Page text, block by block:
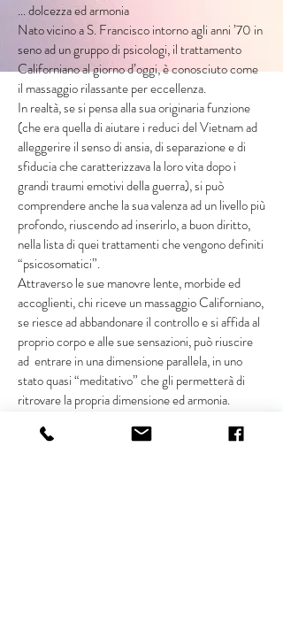
... dolcezza ed armonia
Nato vicino a S. Francisco intorno agli anni ’70 in
seno ad un gruppo di psicologi, il trattamento
Californiano al giorno d’oggi, è conosciuto come
il massaggio rilassante per eccellenza.
In realtà, se si pensa alla sua originaria funzione
(che era quella di aiutare i reduci del Vietnam ad
alleggerire il senso di ansia, di separazione e di
sfiducia che caratterizzava la loro vita dopo i
grandi traumi emotivi della guerra), si può
comprendere anche la sua valenza ad un livello più
profondo, riuscendo ad inserirlo, a buon diritto,
nella lista di quei trattamenti che vengono definiti
“psicosomatici”.
Attraverso le sue manovre lente, morbide ed
accoglienti, chi riceve un massaggio Californiano,
se riesce ad abbandonare il controllo e si affida al
proprio corpo e alle sue sensazioni, può riuscire
ad entrare in una dimensione parallela, in uno
stato quasi “meditativo” che gli permetterà di
ritrovare la propria dimensione ed armonia.